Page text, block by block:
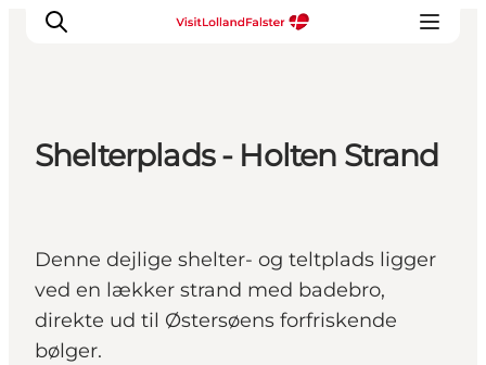
For børn
Kultur
Gastronomi
Planlæg din ferie
Shelterplads - Holten Strand
Denne dejlige shelter- og teltplads ligger
ved en lækker strand med badebro,
direkte ud til Østersøens forfriskende
bølger.